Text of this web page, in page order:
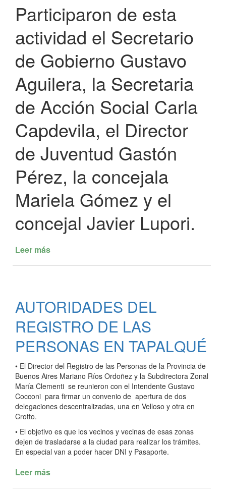
Participaron de esta
actividad el Secretario
de Gobierno Gustavo
Aguilera, la Secretaria
de Acción Social Carla
Capdevila, el Director
de Juventud Gastón
Pérez, la concejala
Mariela Gómez y el
concejal Javier Lupori.
Leer más
LA
PLANTACIÓN
DE
ARBOLES
AUTÓCTONOS
AUTORIDADES DEL
REGISTRO DE LAS
PERSONAS EN TAPALQUÉ
• El Director del Registro de las Personas de la Provincia de
Buenos Aires Mariano Ríos Ordoñez y la Subdirectora Zonal
María Clementi se reunieron con el Intendente Gustavo
Cocconi para firmar un convenio de apertura de dos
delegaciones descentralizadas, una en Velloso y otra en
Crotto.
• El objetivo es que los vecinos y vecinas de esas zonas
dejen de trasladarse a la ciudad para realizar los trámites.
En especial van a poder hacer DNI y Pasaporte.
Leer más